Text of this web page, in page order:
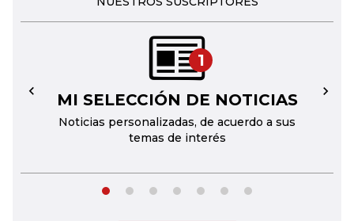
1
MI SELECCIÓN DE NOTICIAS
Noticias personalizadas, de acuerdo a sus
temas de interés
← →